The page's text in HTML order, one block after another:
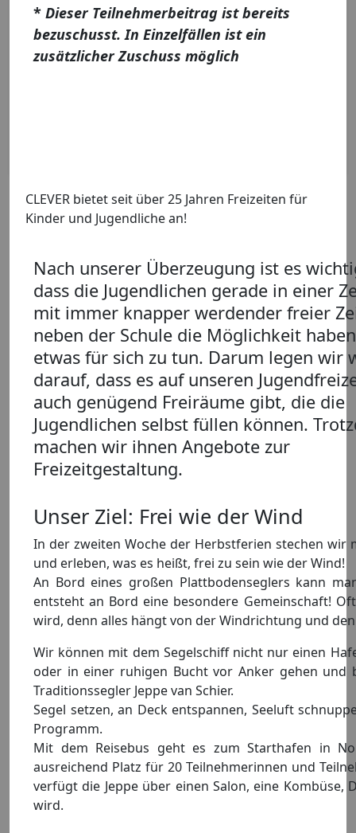
* Dieser Teilnehmerbeitrag ist bereits
bezuschusst. In Einzelfällen ist ein
zusätzlicher Zuschuss möglich
CLEVER bietet seit über 25 Jahren Freizeiten für
Kinder und Jugendliche an!
Nach unserer Überzeugung ist es
dass die Jugendlichen gerade in einer
mit immer knapper werdender freier
neben der Schule die Möglichkeit
etwas für sich zu tun. Darum legen wir
darauf, dass es auf unseren
auch genügend Freiräume gibt, die die
Jugendlichen selbst füllen können.
machen wir ihnen Angebote zur
Freizeitgestaltung.
Unser Ziel: Frei wie der Wind
In der zweiten Woche der Herbstferien stechen wir
und erleben, was es heißt, frei zu sein wie der Wind!
An Bord eines großen Plattbodenseglers kann
entsteht an Bord eine besondere Gemeinschaft!
wird, denn alles hängt von der Windrichtung und
Wir können mit dem Segelschiff nicht nur einen
oder in einer ruhigen Bucht vor Anker gehen und
Traditionssegler Jeppe van Schier.
Segel setzen, an Deck entspannen, Seeluft
Programm.
Mit dem Reisebus geht es zum Starthafen in
ausreichend Platz für 20 Teilnehmerinnen und
verfügt die Jeppe über einen Salon, eine
wird.